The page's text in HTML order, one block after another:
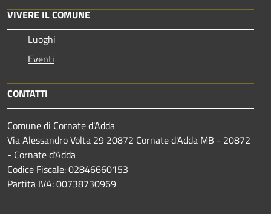
VIVERE IL COMUNE
Luoghi
Eventi
CONTATTI
Comune di Cornate d'Adda
Via Alessandro Volta 29 20872 Cornate d'Adda MB - 20872
- Cornate d'Adda
Codice Fiscale: 02846660153
Partita IVA: 00738730969